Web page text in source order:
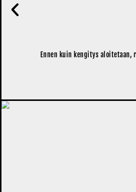
Ennen kuin kengitys